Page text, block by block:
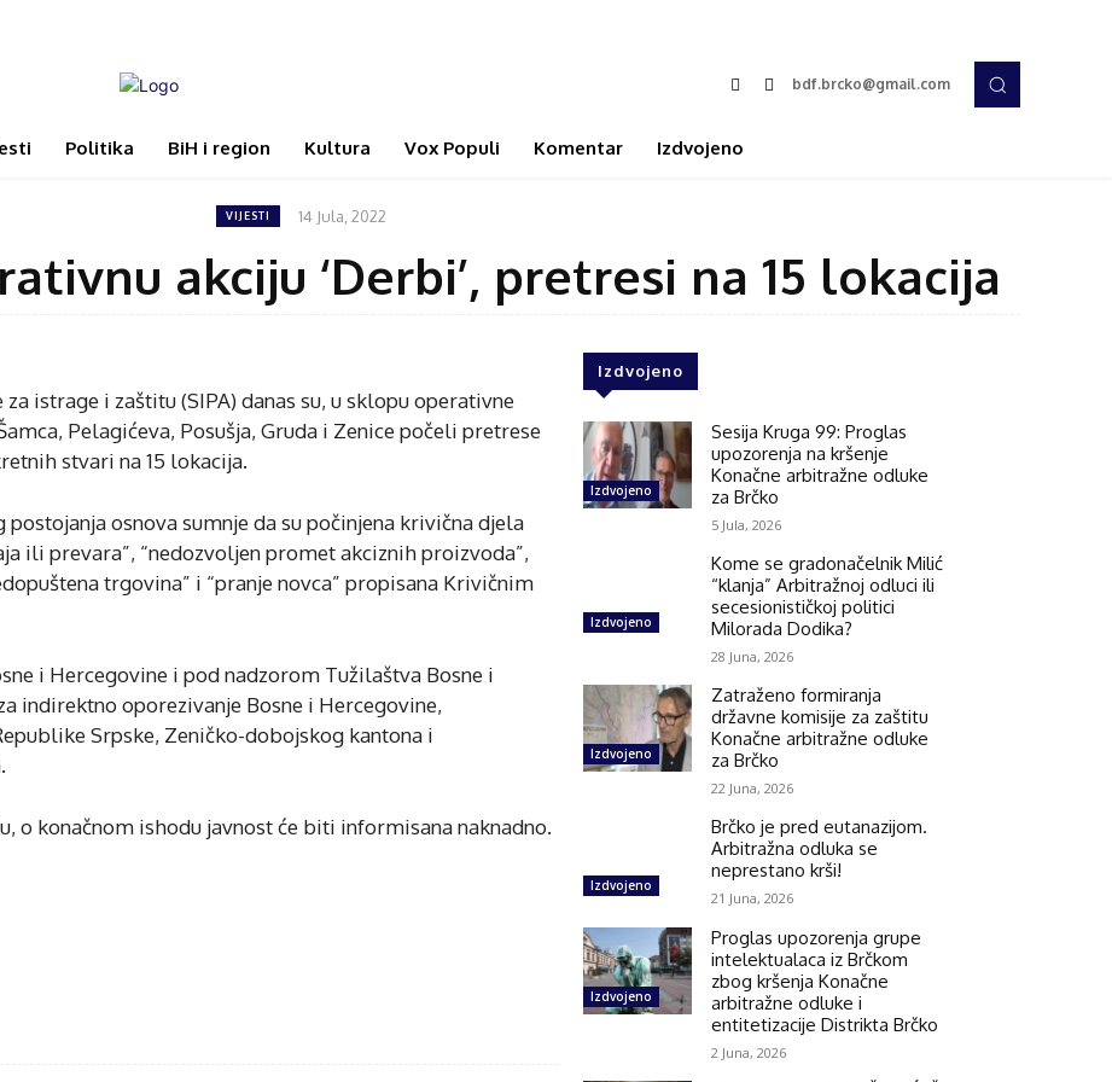
bdf.brcko@gmail.com
Politika BiH i region Kultura Vox Populi Komentar Izdvojeno
VIJESTI 14 Jula, 2022
akciju ‘Derbi’, pretresi na 15 lokacija
istrage i zaštitu (SIPA) danas su, u sklopu operativne
Pelagićeva, Posušja, Gruda i Zenice počeli pretrese
stvari na 15 lokacija.
osnova sumnje da su počinjena krivična djela
ili prevara”, “nedozvoljen promet akciznih proizvoda”,
trgovina” i “pranje novca” propisana Krivičnim
i Hercegovine i pod nadzorom Tužilaštva Bosne i
indirektno oporezivanje Bosne i Hercegovine,
Srpske, Zeničko-dobojskog kantona i
o konačnom ishodu javnost će biti informisana naknadno.
Izdvojeno
Izdvojeno
Sesija Kruga 99: Proglas
upozorenja na kršenje
Konačne arbitražne odluke
za Brčko
5 Jula, 2026
Izdvojeno
Kome se gradonačelnik Milić
“klanja” Arbitražnoj odluci ili
secesionističkoj politici
Milorada Dodika?
28 Juna, 2026
Izdvojeno
Zatraženo formiranja
državne komisije za zaštitu
Konačne arbitražne odluke
za Brčko
22 Juna, 2026
Izdvojeno
Brčko je pred eutanazijom.
Arbitražna odluka se
neprestano krši!
21 Juna, 2026
Izdvojeno
Proglas upozorenja grupe
intelektualaca iz Brčkom
zbog kršenja Konačne
arbitražne odluke i
entitetizacije Distrikta Brčko
2 Juna, 2026